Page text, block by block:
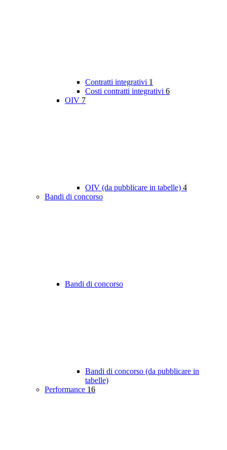
Contratti integrativi 1
Costi contratti integrativi 6
OIV 7
OIV (da pubblicare in tabelle) 4
Bandi di concorso
Bandi di concorso
Bandi di concorso (da pubblicare in
tabelle)
Performance 16